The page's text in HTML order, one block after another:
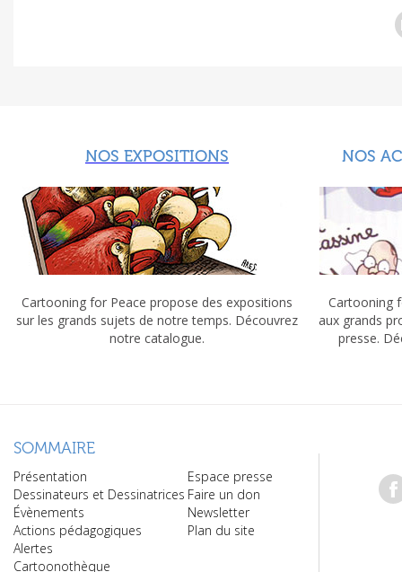
NOS EXPOSITIONS
Cartooning for Peace propose des expositions
sur les grands sujets de notre temps. Découvrez
notre catalogue.
NOS
Cartooning
aux grands
presse.
SOMMAIRE
Présentation
Dessinateurs et Dessinatrices
Évènements
Actions pédagogiques
Alertes
Cartoonothèque
Espace presse
Faire un don
Newsletter
Plan du site